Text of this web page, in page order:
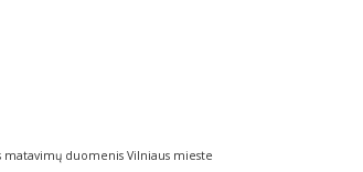
matavimų duomenis Vilniaus mieste